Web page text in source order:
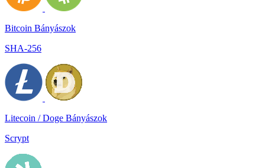
Bitcoin Bányászok
SHA-256
Litecoin / Doge Bányászok
Scrypt